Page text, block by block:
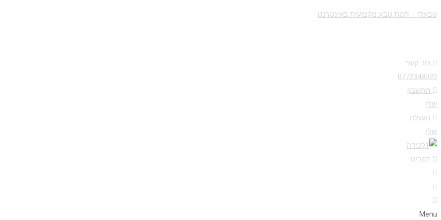
טבעלי – חנות טבע מקצועית באינטרנט
צור קשר
0772348920
החשבון
שלי
העגלה
שלי
תפריט
Menu